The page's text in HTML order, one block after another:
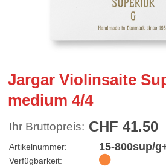
Jargar Violinsaite
medium 4/4
Ihr Bruttopreis: CHF 41.50
Artikelnummer: 15-800sup/
Verfügbarkeit: